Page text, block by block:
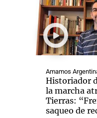
Amamos
Historiador
la marcha
Tierras:
saqueo de